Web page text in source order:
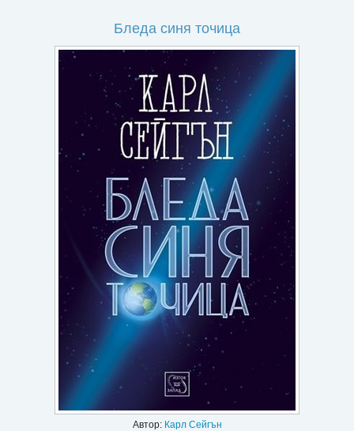
Е-списания
Регистрация
Бледа синя точица
Автор: Карл Сейгън